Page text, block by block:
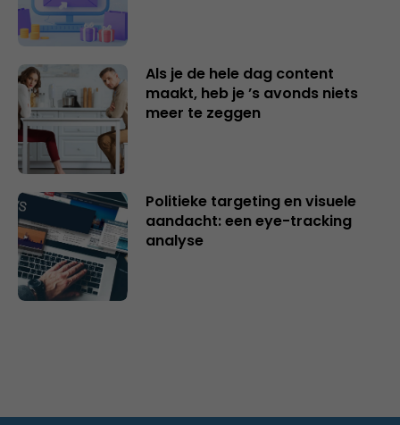
Als je de hele dag content
maakt, heb je ’s avonds niets
meer te zeggen
Politieke targeting en visuele
aandacht: een eye-tracking
analyse